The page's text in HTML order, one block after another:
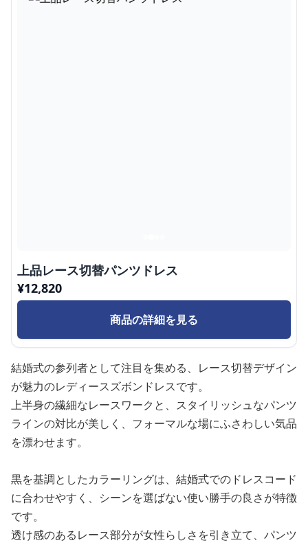
上品レース切替パンツドレス
¥12,820
商品の詳細を見る
結婚式の参列者として注目を集める、レース切替デザイン
が魅力のレディースズボンドレスです。
上半身の繊細なレースワークと、スタイリッシュなパンツ
ラインの対比が美しく、フォーマルな場にふさわしい気品
を漂わせます。
黒を基調としたカラーリングは、結婚式でのドレスコード
に合わせやすく、シーンを選ばない使い勝手の良さが特徴
です。
透け感のあるレース部分が女性らしさを引き立て、パンツ